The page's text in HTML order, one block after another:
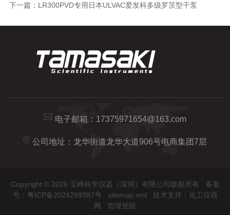
下一篇： LR300PVD专用日本ULVAC爱发科多级罗茨型干泵
电子邮箱： 17375971654@163.com
公司地址：龙华街道龙华大道906号电商集团7层
Copyright © 2026 玉崎科学仪器（深圳）有限公司版权所有 备案
号：粤ICP备2024299387号
sitemap.xml 技术支持： 化工仪器
网
管理登陆